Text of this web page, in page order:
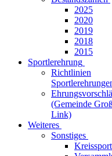
2025
2020
2019
2018
2015
Sportlerehrung
Richtlinien
(Gemeinde
Link)
Weiteres
Sonstiges